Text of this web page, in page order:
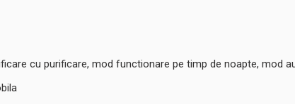
cu purificare, mod functionare pe timp de noapte, mod